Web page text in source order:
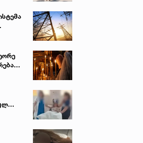
და
30 იან. 2023 • 8:33
ფულმა და
გავლენებმა გაიმარჯვა
პოლიტიკაზე - ნონა